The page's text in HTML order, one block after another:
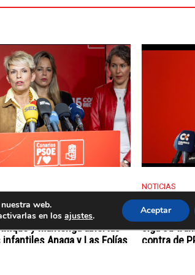
como un “triunfo de la
que el Gobierno de
y mantenga abiertas
Anaga y Las Folías
NOTICIAS
El PSOE
condonar a
siga su
contra de
web.
en losajustes. Aceptar